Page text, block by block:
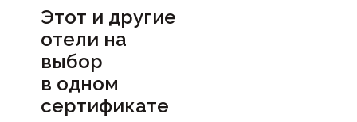
Этот и другие
отели на
выбор
в одном
сертификате